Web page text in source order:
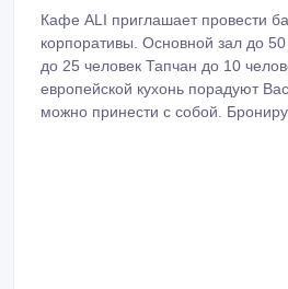
Кафе ALI приглашает провести
корпоративы. Основной зал до
до 25 человек Тапчан до 10
европейской кухонь порадуют
можно принести с собой.